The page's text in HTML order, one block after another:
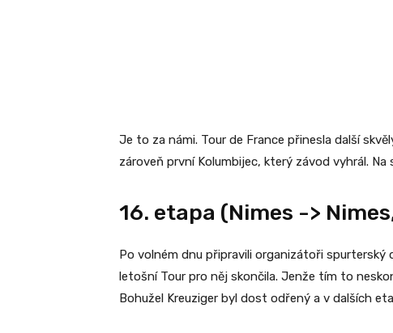
Je to za námi. Tour de France přinesla další
zároveň první Kolumbijec, který závod vyhrál.
16. etapa (Nimes ->
Po volném dnu připravili organizátoři spurterský
letošní Tour pro něj skončila. Jenže tím to
Bohužel Kreuziger byl dost odřený a v dalších